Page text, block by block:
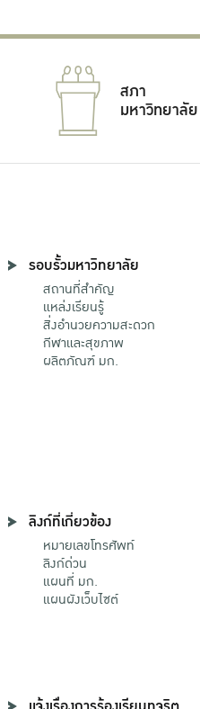
สภา
มหาวิทยาลัย
รอบรั้วมหาวิทยาลัย
สถานที่สำคัญ
แหล่งเรียนรู้
สิ่งอำนวยความสะดวก
กีฬาและสุขภาพ
ผลิตภัณฑ์ มก.
ลิงก์ที่เกี่ยวข้อง
หมายเลขโทรศัพท์
ลิงก์ด่วน
แผนที่ มก.
แผนผังเว็บไซต์